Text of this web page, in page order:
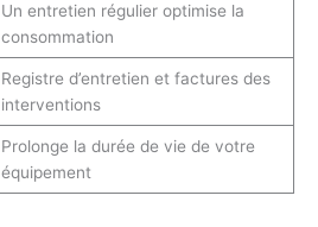
Un entretien régulier optimise la
consommation
Registre d’entretien et factures des
interventions
Prolonge la durée de vie de votre
équipement